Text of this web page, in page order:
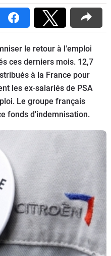
le retour à l'emploi
ces derniers mois. 12,7
à la France pour
les ex-salariés de PSA
Le groupe français
fonds d'indemnisation.